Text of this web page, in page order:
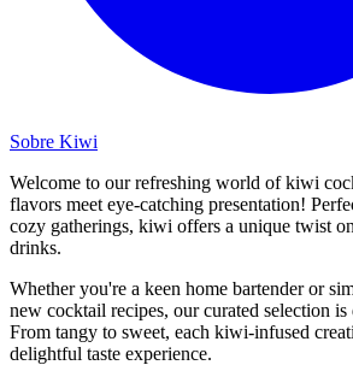
Sobre Kiwi
Welcome to our refreshing world of kiwi
flavors meet eye-catching presentation!
cozy gatherings, kiwi offers a unique twist
drinks.
Whether you're a keen home bartender or
new cocktail recipes, our curated selection is
From tangy to sweet, each kiwi-infused
delightful taste experience.